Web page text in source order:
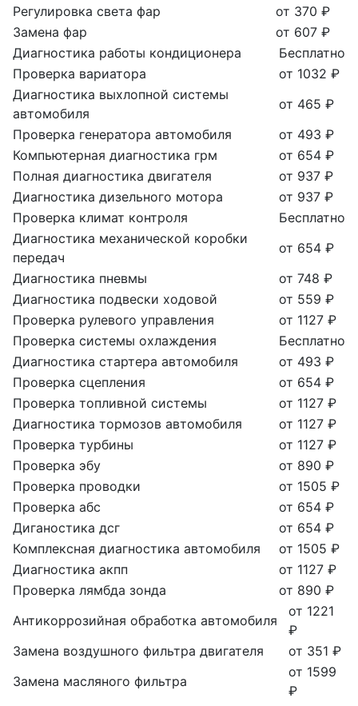
Регулировка света фар
от 370 ₽
Замена фар
от 607 ₽
Диагностика работы кондиционера
Бесплатно
Проверка вариатора
от 1032 ₽
Диагностика выхлопной системы
автомобиля
от 465 ₽
Проверка генератора автомобиля
от 493 ₽
Компьютерная диагностика грм
от 654 ₽
Полная диагностика двигателя
от 937 ₽
Диагностика дизельного мотора
от 937 ₽
Проверка климат контроля
Бесплатно
Диагностика механической коробки
передач
от 654 ₽
Диагностика пневмы
от 748 ₽
Диагностика подвески ходовой
от 559 ₽
Проверка рулевого управления
от 1127 ₽
Проверка системы охлаждения
Бесплатно
Диагностика стартера автомобиля
от 493 ₽
Проверка сцепления
от 654 ₽
Проверка топливной системы
от 1127 ₽
Диагностика тормозов автомобиля
от 1127 ₽
Проверка турбины
от 1127 ₽
Проверка эбу
от 890 ₽
Проверка проводки
от 1505 ₽
Проверка абс
от 654 ₽
Диганостика дсг
от 654 ₽
Комплексная диагностика автомобиля
от 1505 ₽
Диагностика акпп
от 1127 ₽
Проверка лямбда зонда
от 890 ₽
Антикоррозийная обработка автомобиля
от 1221
₽
Замена воздушного фильтра двигателя
от 351 ₽
Замена масляного фильтра
от 1599
₽